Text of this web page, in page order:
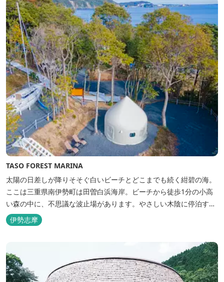
ラックスする...
TASO FOREST MARINA
太陽の日差しが降りそそぐ白いビーチとどこまでも続く紺碧の海。
ここは三重県南伊勢町は田曽白浜海岸。ビーチから徒歩1分の小高
い森の中に、不思議な波止場があります。やさしい木陰に停泊する
のは3艇のヨット。日本初の森のマリーナです。 航海の気分高まる
インテリアは見た目からは想像できないほど広く、くつろぎの空
上に寝転んで夜空を見上げれば...
伊勢志摩